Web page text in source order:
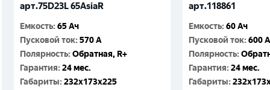
арт.75D23L 65AsiaR
Емкость:65 Ач
Пусковой ток:570 A
Полярность:Обратная, R+
Гарантия:24 мес.
Габариты:232x173x225
арт.118861
Емкость:60 Ач
Пусковой ток:600 A
Полярность:
Гарантия:24 мес.
Габариты: